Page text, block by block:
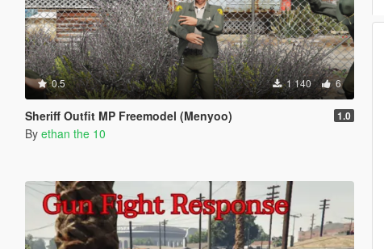
0.5 1 140 6
Sheriff Outfit MP Freemodel (Menyoo) 1.0
By ethan the 10